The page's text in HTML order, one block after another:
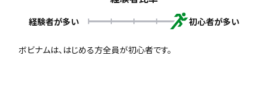
経験者が多い 初心者が多い
ボビナムは、はじめる方全員が初心者です。